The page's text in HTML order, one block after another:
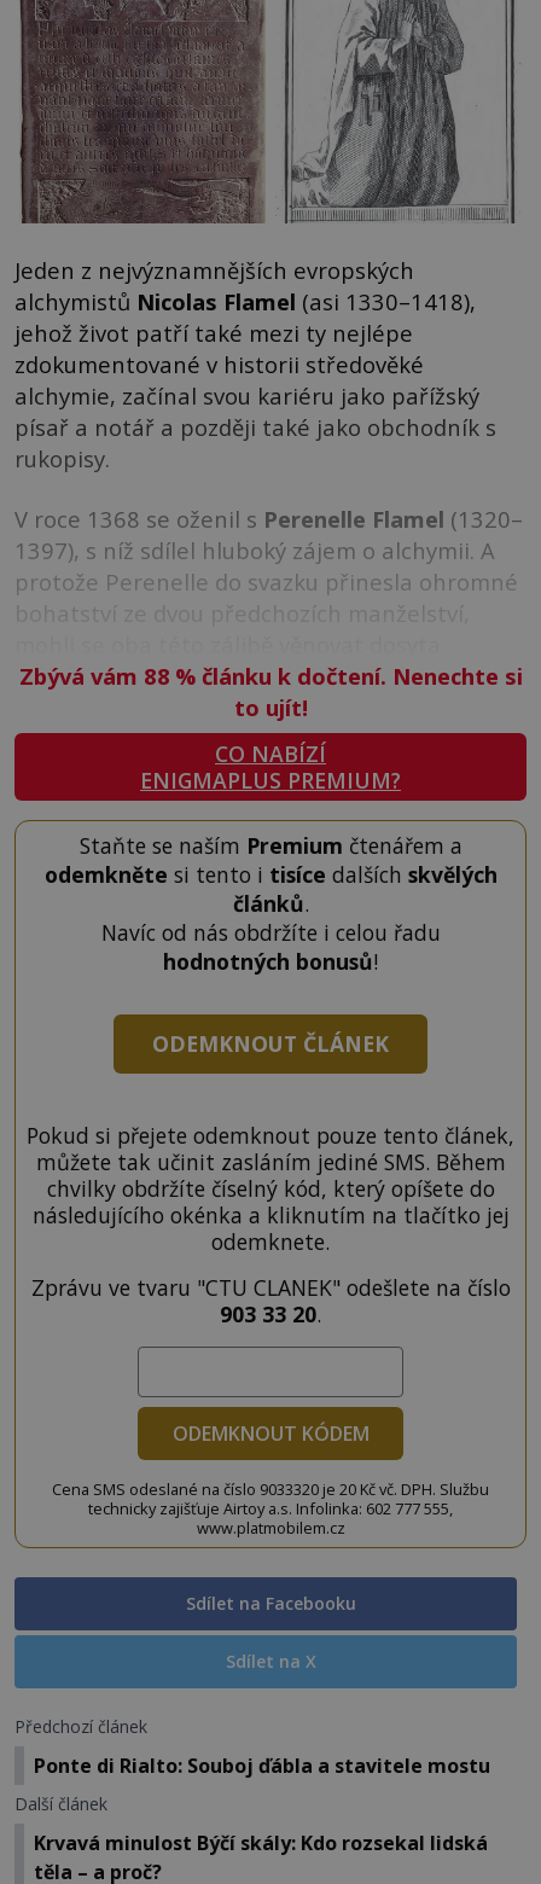
Jeden z nejvýznamnějších evropských
alchymistů Nicolas Flamel (asi 1330–1418),
jehož život patří také mezi ty nejlépe
zdokumentované v historii středověké
alchymie, začínal svou kariéru jako pařížský
písař a notář a později také jako obchodník s
rukopisy.
V roce 1368 se oženil s Perenelle Flamel (1320–
1397), s níž sdílel hluboký zájem o alchymii. A
protože Perenelle do svazku přinesla ohromné
bohatství ze dvou předchozích manželství,
Zbývá vám 88 %článku k dočtení. Nenechte si
to ujít!
CO NABÍZÍ
ENIGMAPLUS PREMIUM?
Staňte se naším Premium čtenářem a
odemkněte si tento i tisíce dalších skvělých
článků.
Navíc od nás obdržíte i celou řadu
hodnotných bonusů!
ODEMKNOUT ČLÁNEK
Pokud si přejete odemknout pouze tento článek,
můžete tak učinit zasláním jediné SMS. Během
chvilky obdržíte číselný kód, který opíšete do
následujícího okénka a kliknutím na tlačítko jej
odemknete.
Zprávu ve tvaru "CTU CLANEK" odešlete na číslo
903 33 20.
ODEMKNOUT KÓDEM
Cena SMS odeslané na číslo 9033320 je 20 Kč vč. DPH. Službu
technicky zajišťuje Airtoy a.s. Infolinka: 602 777 555,
www.platmobilem.cz
Sdílet na Facebooku
Sdílet na X
Předchozí článek
Ponte di Rialto: Souboj ďábla a stavitele mostu
Další článek
Krvavá minulost Býčí skály: Kdo rozsekal lidská
těla – a proč?